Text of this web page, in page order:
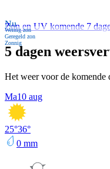
Nu
Weinig zon
Geregeld zon
Zonnig
Zon en UV komende 7
5 dagen
Het weer voor de komende
Ma10 aug
25°36°
0 mm